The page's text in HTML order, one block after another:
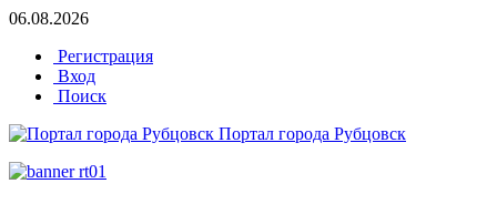
06.08.2026
Регистрация
Вход
Поиск
Портал города Рубцовск